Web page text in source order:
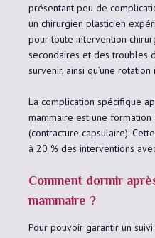
présentant peu de
un chirurgien plasticien
pour toute intervention
secondaires et des troubles
survenir, ainsi qu’une
La complication spécifique
mammaire est une formation
(contracture capsulaire).
à 20 % des interventions
Comment dormir
mammaire ?
Pour pouvoir garantir un